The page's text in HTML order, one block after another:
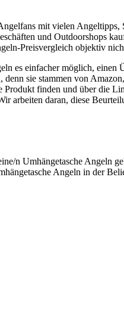
mit vielen Angeltipps,
und Outdoorshops
Preisvergleich objektiv
es einfacher möglich, einen
sie stammen von
Produkt finden und über die
arbeiten daran, diese
n Umhängetasche Angeln
Angeln in der